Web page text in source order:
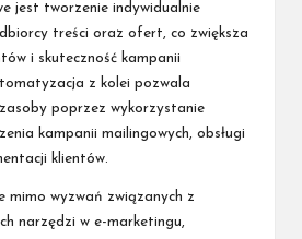
jest tworzenie indywidualnie
treści oraz ofert, co zwiększa
i skuteczność kampanii
z kolei pozwala
poprzez wykorzystanie
kampanii mailingowych, obsługi
klientów.
mimo wyzwań związanych z
narzędzi w e-marketingu,